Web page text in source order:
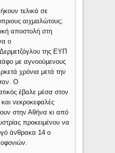
τελικά σε
αιχμαλώτους;
αποστολή στη
ο
της ΕΥΠ
με αγνοούμενους
χρόνια μετά την
Ο
έβαλε μέσα στον
νεκροκεφαλές
στην Αθήνα κι από
προκειμένου να
άνθρακα 14 ο